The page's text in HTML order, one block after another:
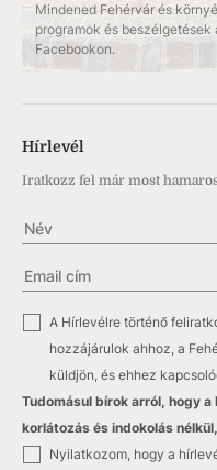
Mindened Fehérvár és
programok és
Facebookon.
Hírlevél
Iratkozz fel már most
A Hírlevélre történő
hozzájárulok ahhoz, a
küldjön, és ehhez
Tudomásul bírok arról, hogy
korlátozás és indokolás
Nyilatkozom, hogy a